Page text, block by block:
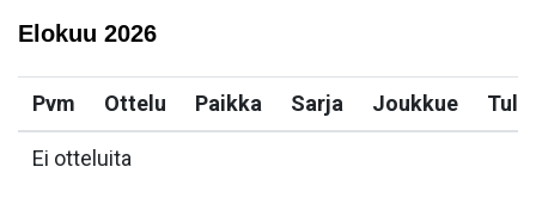
Elokuu 2026
Pvm Ottelu Paikka Sarja Joukkue
Ei otteluita